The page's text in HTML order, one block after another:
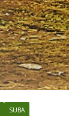
SUBA